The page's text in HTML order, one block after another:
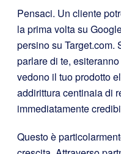
Pensaci. Un cliente
la prima volta su
persino su Target.com.
parlare di te,
vedono il tuo prodotto
addirittura centinaia di
immediatamente
Questo è